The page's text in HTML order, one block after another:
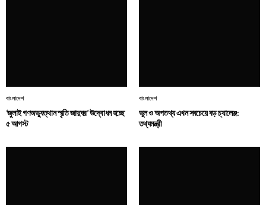
বাংলাদেশ
‘জুলাই গণঅভ্যুত্থান স্মৃতি জাদুঘর’ উদ্বোধন হচ্ছে
৫ আগস্ট
বাংলাদেশ
ভুল ও অপতথ্য এখন সবচেয়ে বড় চ্যালেঞ্জ:
তথ্যমন্ত্রী